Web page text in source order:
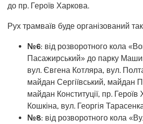
до пр. Героїв Харкова.
Рух трамваїв буде організований
№6: від розворотного кола
Пасажирський» до парку
вул. Євгена Котляра, вул.
майдан Сергіївський, майдан
майдан Конституції, пр. Героїв
Кошкіна, вул. Георгія
№8: від розворотного кола